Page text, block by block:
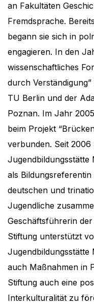
an Fakultäten
Fremdsprache.
begann sie sich in
engagieren. In den
wissenschaftliches
durch
TU Berlin und der
Poznan. Im Jahr
beim Projekt
verbunden. Seit
Jugendbildungsstätte
als
deutschen und
Jugendliche
Geschäftsführerin
Stiftung unterstützt
Jugendbildungsstätte
auch Maßnahmen in
Stiftung auch eine
Interkulturalität zu